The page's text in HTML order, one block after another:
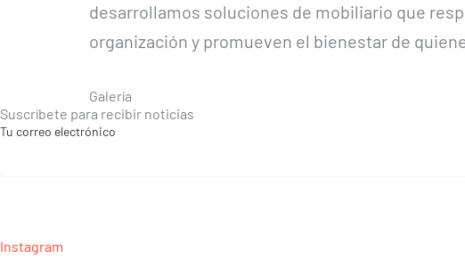
desarrollamos soluciones de mobiliario que
organización y promueven el bienestar de
Galería
Suscríbete para recibir noticias
Tu correo electrónico
Instagram